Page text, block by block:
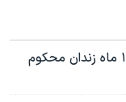
شش شهروند بهائی در تهران به ۲۶ سال و ۱۰ ماه زندان محکوم